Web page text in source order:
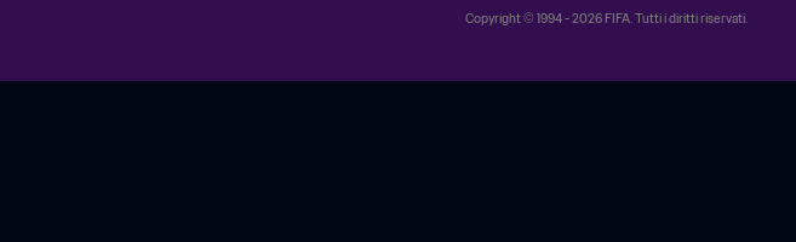
Copyright © 1994 - 2026 FIFA. Tutti i diritti riservati.